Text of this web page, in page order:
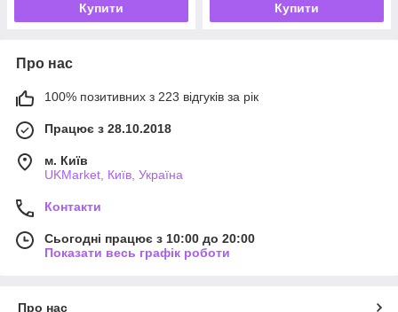
Купити Купити
Про нас
100% позитивних з 223 відгуків за рік
Працює з 28.10.2018
м. Київ
UKMarket, Київ, Україна
Контакти
Сьогодні працює з 10:00 до 20:00
Показати весь графік роботи
Про нас